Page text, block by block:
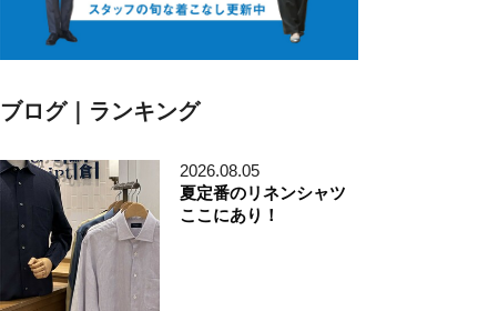
ブログ｜ランキング
2026.08.05
夏定番のリネンシャツ
ここにあり！